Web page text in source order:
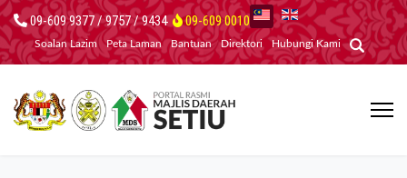
09-609 9377 / 9757 / 9434 09-609 0010
Soalan Lazim Peta Laman Bantuan Direktori Hubungi Kami